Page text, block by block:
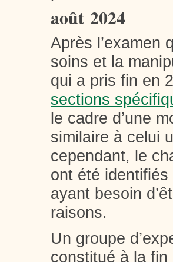
août 2024
Après l’examen
soins et la
qui a pris fin en
sections
le cadre d’une
similaire à celui
cependant, le
ont été
ayant besoin
raisons.
Un groupe
constitué à la